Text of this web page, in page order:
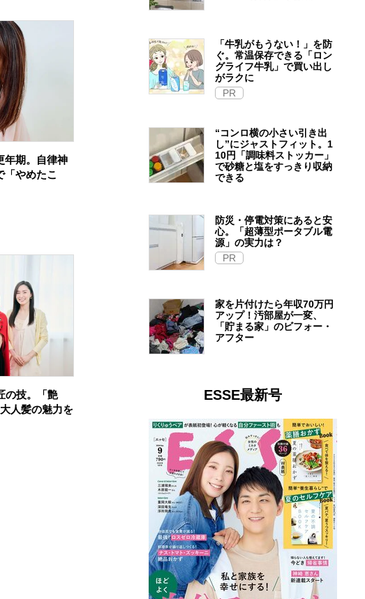
年期。自律神
「やめたこ
の技。「艶
人髪の魅力を
「牛乳がもうない！」を防
ぐ。常温保存できる「ロン
グライフ牛乳」で買い出し
がラクに
PR
“コンロ横の小さい引き出
し”にジャストフィット。1
10円「調味料ストッカー」
で砂糖と塩をすっきり収納
できる
防災・停電対策にあると安
心。「超薄型ポータブル電
源」の実力は？​
PR
家を片付けたら年収70万円
アップ！汚部屋が一変、
「貯まる家」のビフォー・
アフター
ESSE最新号